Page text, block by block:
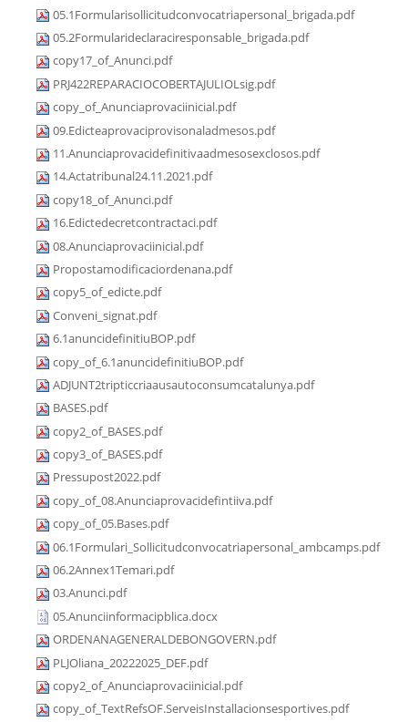
05.1Formularisollicitudconvocatriapersonal_brigada.pdf
05.2Formularideclaraciresponsable_brigada.pdf
copy17_of_Anunci.pdf
PRJ422REPARACIOCOBERTAJULIOLsig.pdf
copy_of_Anunciaprovaciinicial.pdf
09.Edicteaprovaciprovisonaladmesos.pdf
11.Anunciaprovacidefinitivaadmesosexclosos.pdf
14.Actatribunal24.11.2021.pdf
copy18_of_Anunci.pdf
16.Edictedecretcontractaci.pdf
08.Anunciaprovaciinicial.pdf
Propostamodificaciordenana.pdf
copy5_of_edicte.pdf
Conveni_signat.pdf
6.1anuncidefinitiuBOP.pdf
copy_of_6.1anuncidefinitiuBOP.pdf
ADJUNT2tripticcriaausautoconsumcatalunya.pdf
BASES.pdf
copy2_of_BASES.pdf
copy3_of_BASES.pdf
Pressupost2022.pdf
copy_of_08.Anunciaprovacidefintiiva.pdf
copy_of_05.Bases.pdf
06.1Formulari_Sollicitudconvocatriapersonal_ambcamps.pdf
06.2Annex1Temari.pdf
03.Anunci.pdf
05.Anunciinformacipblica.docx
ORDENANAGENERALDEBONGOVERN.pdf
PLJOliana_20222025_DEF.pdf
copy2_of_Anunciaprovaciinicial.pdf
copy_of_TextRefsOF.ServeisInstallacionsesportives.pdf